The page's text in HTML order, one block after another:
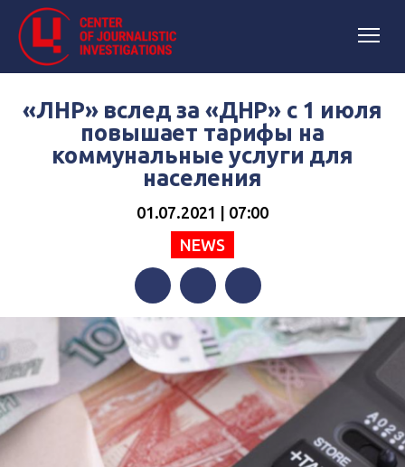
«ЛНР» вслед за «ДНР» с 1 июля
повышает тарифы на
коммунальные услуги для
населения
01.07.2021 | 07:00
NEWS
FacebookTwitterTelegram